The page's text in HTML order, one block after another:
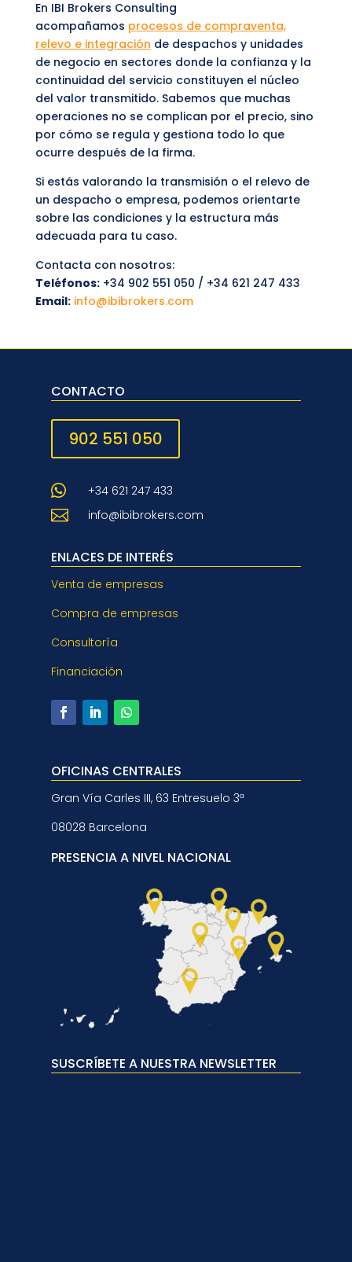
En IBI Brokers Consulting
acompañamos procesos de compraventa,
relevo e integración de despachos y unidades
de negocio en sectores donde la confianza y la
continuidad del servicio constituyen el núcleo
del valor transmitido. Sabemos que muchas
operaciones no se complican por el precio, sino
por cómo se regula y gestiona todo lo que
ocurre después de la firma.
Si estás valorando la transmisión o el relevo de
un despacho o empresa, podemos orientarte
sobre las condiciones y la estructura más
adecuada para tu caso.
Contacta con nosotros:
Teléfonos:+34 902 551 050 / +34 621 247 433
Email: info@ibibrokers.com
CONTACTO
902 551 050
 +34 621 247 433
 info@ibibrokers.com
ENLACES DE INTERÉS
Venta de empresas
Compra de empresas
Consultoría
Financiación
OFICINAS CENTRALES
Gran Vía Carles III, 63 Entresuelo 3ª
08028 Barcelona
PRESENCIA A NIVEL NACIONAL
SUSCRÍBETE A NUESTRA NEWSLETTER